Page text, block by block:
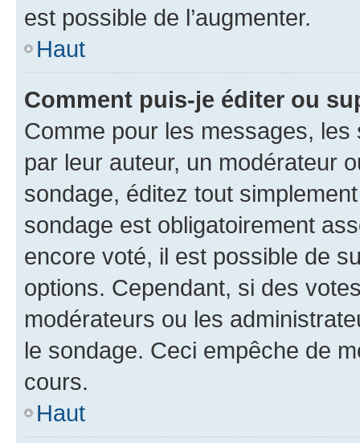
est possible de l’augmenter.
Haut
Comment puis-je éditer ou
Comme pour les messages,
par leur auteur, un modérateur
sondage, éditez tout
sondage est obligatoirement
encore voté, il est possible de
options. Cependant, si des
modérateurs ou les
le sondage. Ceci empêche de
cours.
Haut